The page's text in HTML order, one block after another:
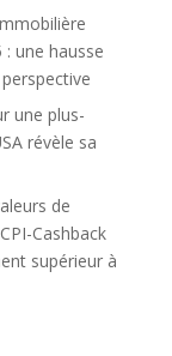
une hausse
une plus-
révèle sa
de
Cashback
supérieur à